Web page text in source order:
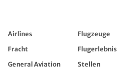
Airlines Flugzeuge
Fracht
Flugerlebnis
General Aviation
Stellen